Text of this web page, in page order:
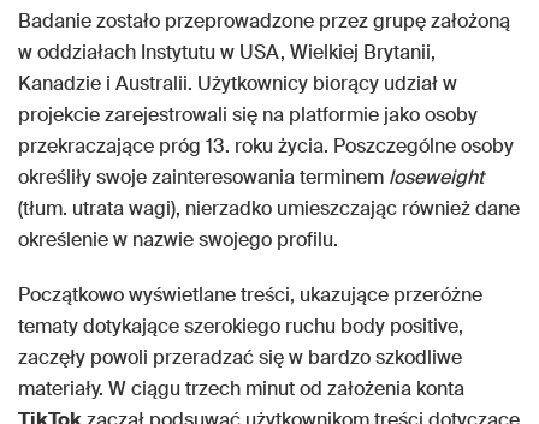
Badanie zostało przeprowadzone przez grupę założoną
w oddziałach Instytutu w USA, Wielkiej Brytanii,
Kanadzie i Australii. Użytkownicy biorący udział w
projekcie zarejestrowali się na platformie jako osoby
przekraczające próg 13. roku życia. Poszczególne osoby
określiły swoje zainteresowania terminem loseweight
(tłum. utrata wagi), nierzadko umieszczając również dane
określenie w nazwie swojego profilu.
Początkowo wyświetlane treści, ukazujące przeróżne
tematy dotykające szerokiego ruchu body positive,
zaczęły powoli przeradzać się w bardzo szkodliwe
materiały. W ciągu trzech minut od założenia konta